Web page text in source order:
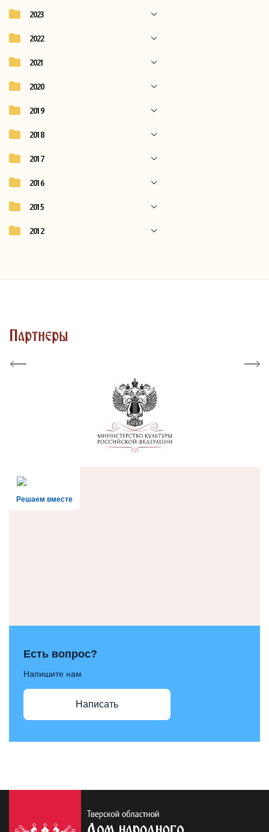
2023
2022
2021
2020
2019
2018
2017
2016
2015
2012
Партнеры
Previous Next
Решаем вместе
Есть вопрос?
Напишите нам
Написать